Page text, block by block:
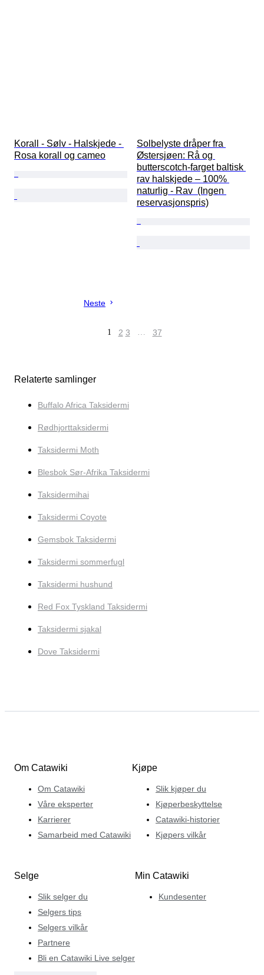
Korall - Sølv - Halskjede -
Rosa korall og cameo
Solbelyste dråper fra
Østersjøen: Rå og
butterscotch-farget baltisk
rav halskjede – 100%
naturlig - Rav  (Ingen
reservasjonspris)
Neste
1 2 3 … 37
Relaterte samlinger
Buffalo Africa Taksidermi
Rødhjorttaksidermi
Taksidermi Moth
Blesbok Sør-Afrika Taksidermi
Taksidermihai
Taksidermi Coyote
Gemsbok Taksidermi
Taksidermi sommerfugl
Taksidermi hushund
Red Fox Tyskland Taksidermi
Taksidermi sjakal
Dove Taksidermi
Om Catawiki
Om Catawiki
Våre eksperter
Karrierer
Samarbeid med Catawiki
Kjøpe
Slik kjøper du
Kjøperbeskyttelse
Catawiki-historier
Kjøpers vilkår
Selge
Slik selger du
Selgers tips
Selgers vilkår
Partnere
Bli en Catawiki Live selger
Min Catawiki
Kundesenter